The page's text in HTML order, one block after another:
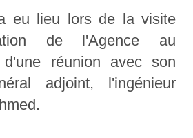
eu lieu lors de la visite
de l'Agence au
réunion avec son
adjoint, l'ingénieur